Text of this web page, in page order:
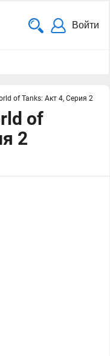
Войти
of Tanks: Акт 4, Серия 2
of
2